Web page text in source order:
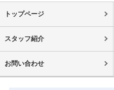
トップページ
スタッフ紹介
お問い合わせ